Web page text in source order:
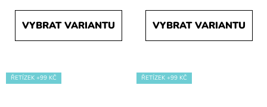
VYBRAT VARIANTU VYBRAT VARIANTU
ŘETÍZEK +99 KČ ŘETÍZEK +99 KČ